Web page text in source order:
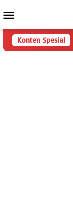
ke
Mobile
Konten Spesial
Pertanyaan